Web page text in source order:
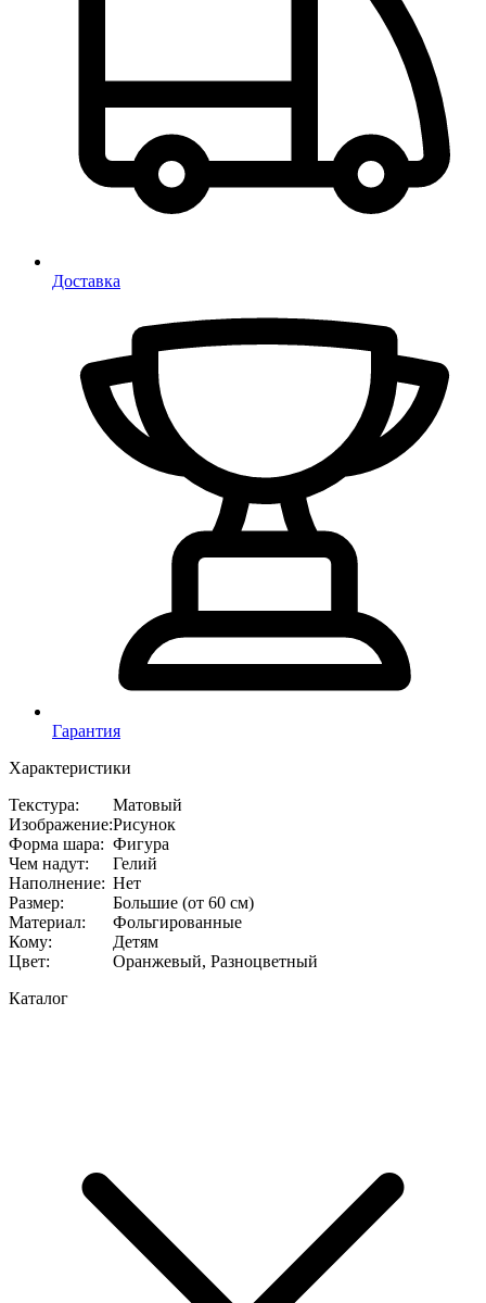
Доставка
Гарантия
Характеристики
Текстура:
Матовый
Изображение:Рисунок
Форма шара: Фигура
Чем надут:
Гелий
Наполнение: Нет
Размер:
Большие (от 60 см)
Материал:
Фольгированные
Кому:
Детям
Цвет:
Оранжевый, Разноцветный
Каталог